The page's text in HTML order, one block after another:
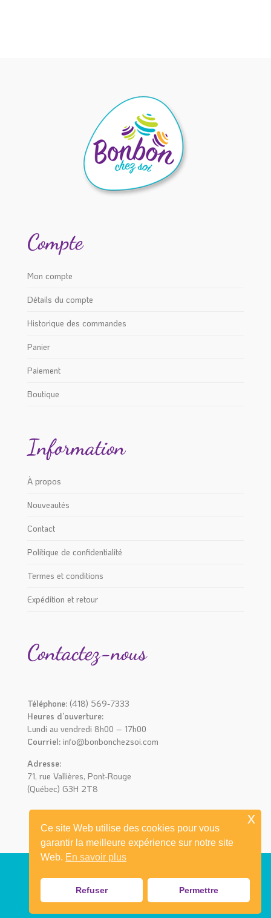
Compte
Mon compte
Détails du compte
Historique des commandes
Panier
Paiement
Boutique
Information
À propos
Nouveautés
Contact
Politique de confidentialité
Termes et conditions
Expédition et retour
Contactez-nous
Téléphone:(418) 569-7333
Heures d’ouverture:
Lundi au vendredi 8h00 – 17h00
Courriel:info@bonbonchezsoi.com
Adresse:
71, rue Vallières, Pont-Rouge
(Québec) G3H 2T8
Ce site Web utilise des cookies pour vous
garantir la meilleure expérience sur notre site
Web. En savoir plus
Refuser Permettre
x